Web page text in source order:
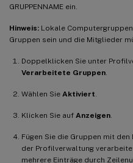
GRUPPENNAME ein.
Hinweis: Lokale
Gruppen sein und die Mitglieder
Doppelklicken Sie unter
Verarbeitete Gruppen
Wählen Sie Aktiviert
Klicken Sie auf Anzeigen
Fügen Sie die Gruppen mit
der Profilverwaltung
mehrere Einträge durch